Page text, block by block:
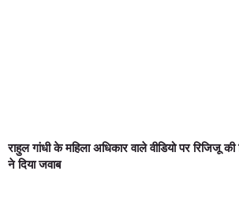
राहुल गांधी के महिला अधिकार वाले वीडियो पर रिजिजू
ने दिया जवाब